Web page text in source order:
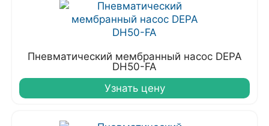
Пневматический мембранный насос DEPA
DH50-FA
Узнать цену